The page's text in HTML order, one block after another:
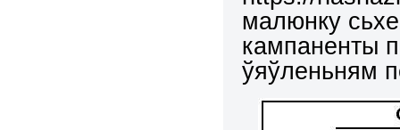
малюнку
кампаненты
ўяўленьням